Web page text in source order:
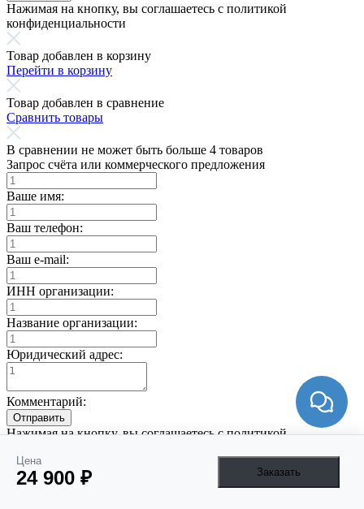
Цена
24 900 ₽ Заказать
Нажимая на кнопку, вы соглашаетесь с политикой
конфиденциальности
Товар добавлен в корзину
Перейти в корзину
Товар добавлен в сравнение
Сравнить товары
В сравнении не может быть больше 4 товаров
Запрос счёта или коммерческого предложения
Ваше имя:
Ваш телефон:
Ваш e-mail:
ИНН организации:
Название организации:
Юридический адрес:
Комментарий:
Отправить
Нажимая на кнопку, вы соглашаетесь с политикой
В пути, узнайте когда поставка
Мы ответим по E-mail